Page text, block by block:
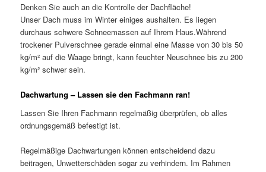
Denken Sie auch an die Kontrolle der Dachfläche!
Unser Dach muss im Winter einiges aushalten. Es liegen
durchaus schwere Schneemassen auf Ihrem Haus.Während
trockener Pulverschnee gerade einmal eine Masse von 30 bis 50
kg/m² auf die Waage bringt, kann feuchter Neuschnee bis zu 200
kg/m² schwer sein.
Dachwartung – Lassen sie den Fachmann ran!
Lassen Sie Ihren Fachmann regelmäßig überprüfen, ob alles
ordnungsgemäß befestigt ist.
Regelmäßige Dachwartungen können entscheidend dazu
beitragen, Unwetterschäden sogar zu verhindern. Im Rahmen